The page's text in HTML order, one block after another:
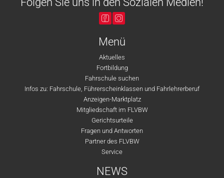
Menü
Aktuelles
Fortbildung
Fahrschule suchen
Infos zu: Fahrschule, Führerscheinklassen und Fahrlehrerberuf
Anzeigen-Marktplatz
Mitgliedschaft im FLVBW
Gerichtsurteile
Fragen und Antworten
Partner des FLVBW
Service
NEWS